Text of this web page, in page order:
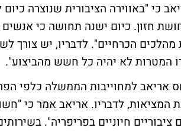
כי "באווירה הציבורית שנוצרה
חזון. כיום ישנה תחושה כי
הכרחיים". לדבריו, יש צורך
המטרות לא יהיה כל חשש מהביצוע".
אריאב למחוייבות הממשלה כלפי
המציאות, לדבריו. אריאב אמר כי
חיוניים בפריפריה".